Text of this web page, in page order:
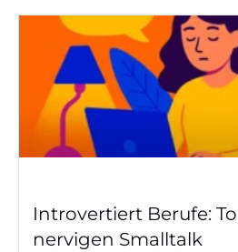
Introvertiert Berufe:
nervigen Smalltalk